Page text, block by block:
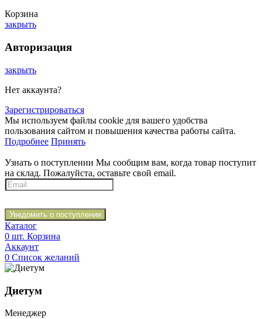
Корзина
закрыть
Авторизация
закрыть
Нет аккаунта?
Зарегистрироваться
Мы используем файлы cookie для вашего удобства
пользования сайтом и повышения качества работы сайта.
Подробнее Принять
Узнать о поступлении Мы сообщим вам, когда товар поступит
на склад. Пожалуйста, оставьте свой email.
Уведомить о поступлении
Каталог
0 шт. Корзина
Аккаунт
0 Список желаний
Диетум
Менеджер